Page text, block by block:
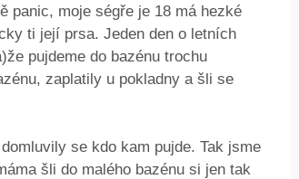
panic, moje ségře je 18 má hezké
ti její prsa. Jeden den o letních
pujdeme do bazénu trochu
zaplatily u pokladny a šli se
se kdo kam pujde. Tak jsme
šli do malého bazénu si jen tak